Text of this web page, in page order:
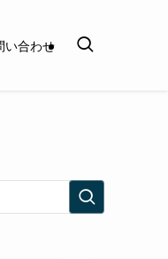
い合わせ